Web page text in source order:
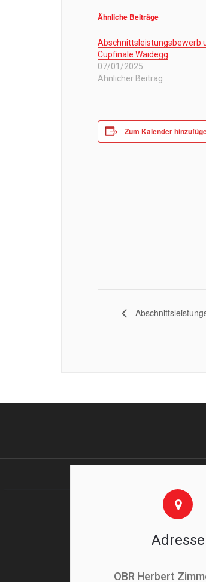
Ähnliche Beiträge
Abschnittsleistungsbewerb
Cupfinale Waidegg
07/01/2025
Ähnlicher Beitrag
Zum Kalender
Adresse
OBR Herbert